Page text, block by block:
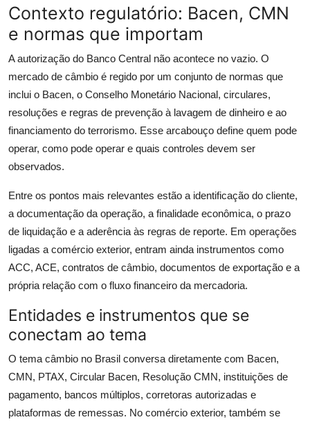
Contexto regulatório: Bacen, CMN
e normas que importam
A autorização do Banco Central não acontece no vazio. O
mercado de câmbio é regido por um conjunto de normas que
inclui o Bacen, o Conselho Monetário Nacional, circulares,
resoluções e regras de prevenção à lavagem de dinheiro e ao
financiamento do terrorismo. Esse arcabouço define quem pode
operar, como pode operar e quais controles devem ser
observados.
Entre os pontos mais relevantes estão a identificação do cliente,
a documentação da operação, a finalidade econômica, o prazo
de liquidação e a aderência às regras de reporte. Em operações
ligadas a comércio exterior, entram ainda instrumentos como
ACC, ACE, contratos de câmbio, documentos de exportação e a
própria relação com o fluxo financeiro da mercadoria.
Entidades e instrumentos que se
conectam ao tema
O tema câmbio no Brasil conversa diretamente com Bacen,
CMN, PTAX, Circular Bacen, Resolução CMN, instituições de
pagamento, bancos múltiplos, corretoras autorizadas e
plataformas de remessas. No comércio exterior, também se